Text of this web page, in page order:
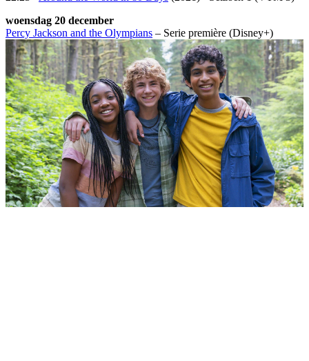
woensdag 20 december
Percy Jackson and the Olympians – Serie première (Disney+)